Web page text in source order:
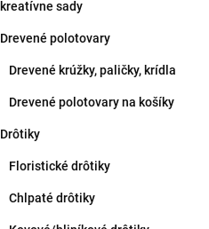
kreatívne sady
Drevené polotovary
Drevené krúžky, paličky, krídla
Drevené polotovary na košíky
Drôtiky
Floristické drôtiky
Chlpaté drôtiky